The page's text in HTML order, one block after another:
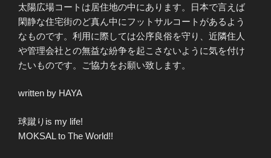
太陽広場コートは居住地の中にあります。日本で言えば
閑静な住宅街のど真ん中にフットサルコートがあるよう
なものです。利用に際しては公序良俗を守り、近隣住人
や管理会社との無益な紛争を起こさないように気を付け
たいものです。ご協力をお願い致します。
written by HAYA
球蹴りis my life!
MOKSAL to The World!!